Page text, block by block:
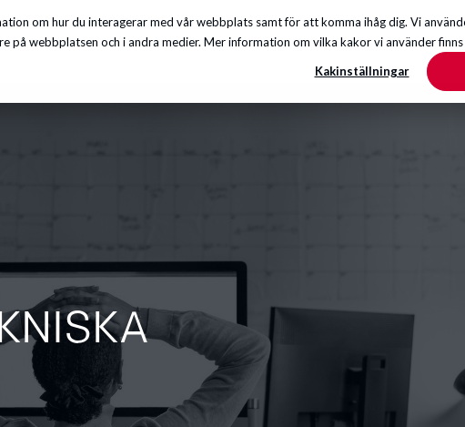
om hur du interagerar med vår webbplats samt för att komma ihåg dig. Vi
på webbplatsen och i andra medier. Mer information om vilka kakor vi använder
Kakinställningar
Om oss Karriär Kunskapscenter